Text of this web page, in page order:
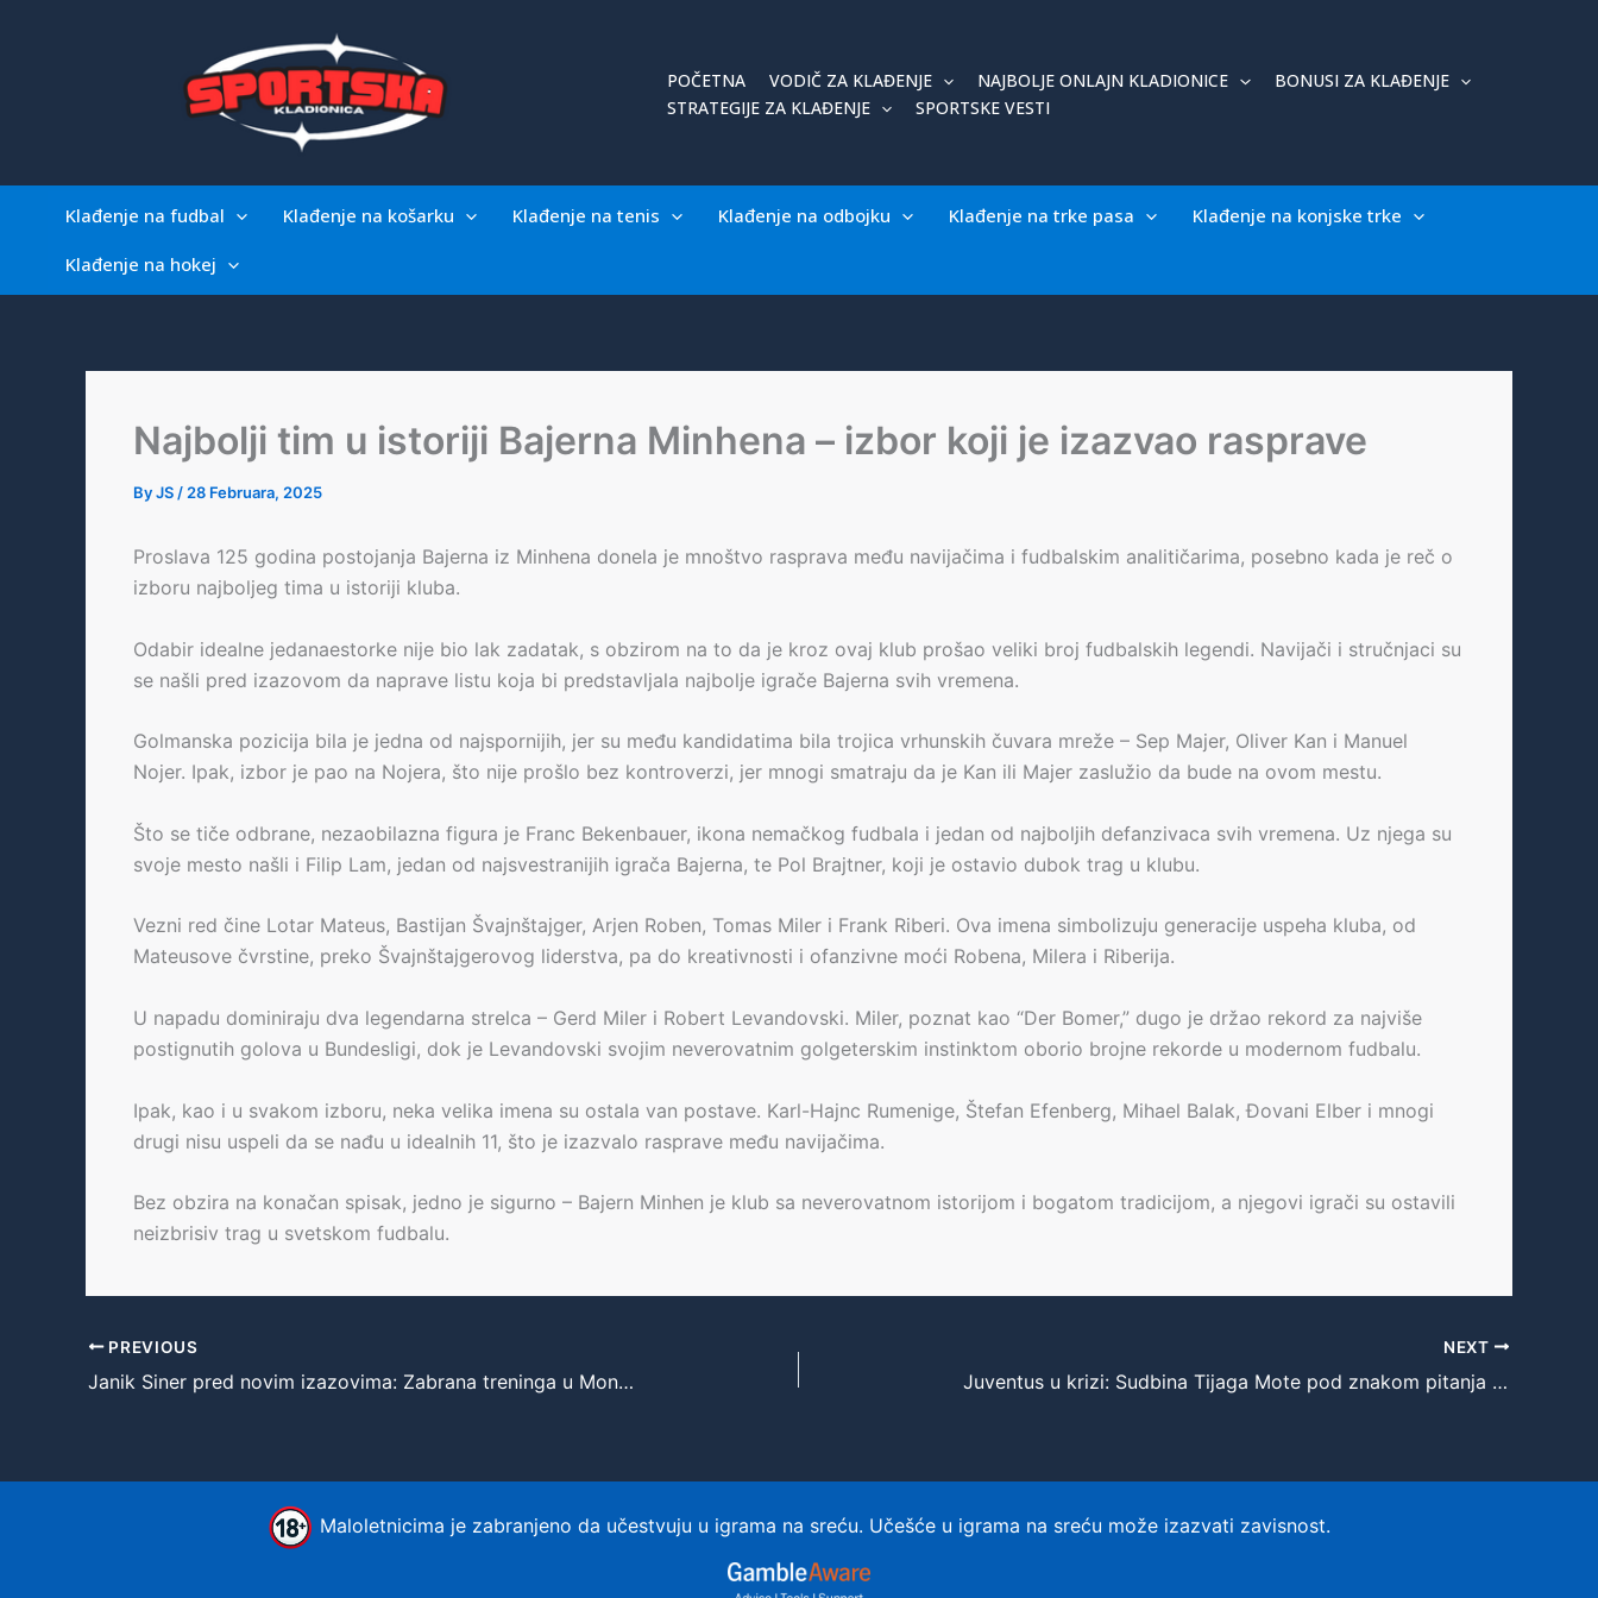
POČETNA VODIČ ZA KLAĐENJE NAJBOLJE ONLAJN KLADIONICE
BONUSI ZA KLAĐENJE
STRATEGIJE ZA KLAĐENJE
SPORTSKE VESTI
Klađenje na fudbal Klađenje na košarku Klađenje na tenis Klađenje na odbojku Klađenje na trke pasa Klađenje na konjske trke
Klađenje na hokej
Najbolji tim u istoriji Bajerna Minhena – izbor koji je izazvao rasprave
ByJS / 28 Februara, 2025
Proslava 125 godina postojanja Bajerna iz Minhena donela je mnoštvo rasprava među navijačima i fudbalskim analitičarima, posebno kada je reč o
izboru najboljeg tima u istoriji kluba.
Odabir idealne jedanaestorke nije bio lak zadatak, s obzirom na to da je kroz ovaj klub prošao veliki broj fudbalskih legendi. Navijači i stručnjaci su
se našli pred izazovom da naprave listu koja bi predstavljala najbolje igrače Bajerna svih vremena.
Golmanska pozicija bila je jedna od najspornijih, jer su među kandidatima bila trojica vrhunskih čuvara mreže – Sep Majer, Oliver Kan i Manuel
Nojer. Ipak, izbor je pao na Nojera, što nije prošlo bez kontroverzi, jer mnogi smatraju da je Kan ili Majer zaslužio da bude na ovom mestu.
Što se tiče odbrane, nezaobilazna figura je Franc Bekenbauer, ikona nemačkog fudbala i jedan od najboljih defanzivaca svih vremena. Uz njega su
svoje mesto našli i Filip Lam, jedan od najsvestranijih igrača Bajerna, te Pol Brajtner, koji je ostavio dubok trag u klubu.
Vezni red čine Lotar Mateus, Bastijan Švajnštajger, Arjen Roben, Tomas Miler i Frank Riberi. Ova imena simbolizuju generacije uspeha kluba, od
Mateusove čvrstine, preko Švajnštajgerovog liderstva, pa do kreativnosti i ofanzivne moći Robena, Milera i Riberija.
U napadu dominiraju dva legendarna strelca – Gerd Miler i Robert Levandovski. Miler, poznat kao “Der Bomer,” dugo je držao rekord za najviše
postignutih golova u Bundesligi, dok je Levandovski svojim neverovatnim golgeterskim instinktom oborio brojne rekorde u modernom fudbalu.
Ipak, kao i u svakom izboru, neka velika imena su ostala van postave. Karl-Hajnc Rumenige, Štefan Efenberg, Mihael Balak, Đovani Elber i mnogi
drugi nisu uspeli da se nađu u idealnih 11, što je izazvalo rasprave među navijačima.
Bez obzira na konačan spisak, jedno je sigurno – Bajern Minhen je klub sa neverovatnom istorijom i bogatom tradicijom, a njegovi igrači su ostavili
neizbrisiv trag u svetskom fudbalu.
PREVIOUS
Janik Siner pred novim izazovima: Zabrana treninga u Monte Karlu ga primorala na selidbu
NEXT
Juventus u krizi: Sudbina Tijaga Mote pod znakom pitanja zbog visokih troškova raskida ugovora
Maloletnicima je zabranjeno da učestvuju u igrama na sreću. Učešće u igrama na sreću može izazvati zavisnost.